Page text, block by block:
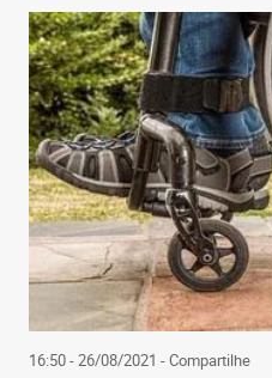
16:50 - 26/08/2021 - Compartilhe